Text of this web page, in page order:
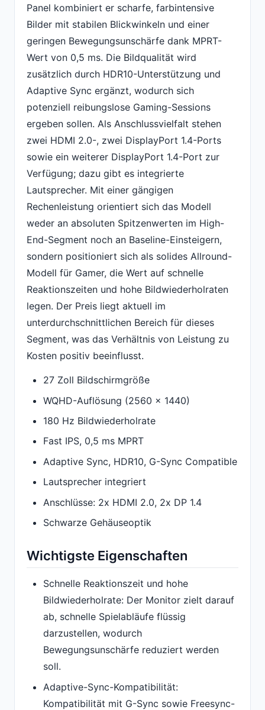
Panel kombiniert er scharfe, farbintensive
Bilder mit stabilen Blickwinkeln und einer
geringen Bewegungsunschärfe dank MPRT-
Wert von 0,5 ms. Die Bildqualität wird
zusätzlich durch HDR10-Unterstützung und
Adaptive Sync ergänzt, wodurch sich
potenziell reibungslose Gaming-Sessions
ergeben sollen. Als Anschlussvielfalt stehen
zwei HDMI 2.0-, zwei DisplayPort 1.4-Ports
sowie ein weiterer DisplayPort 1.4-Port zur
Verfügung; dazu gibt es integrierte
Lautsprecher. Mit einer gängigen
Rechenleistung orientiert sich das Modell
weder an absoluten Spitzenwerten im High-
End-Segment noch an Baseline-Einsteigern,
sondern positioniert sich als solides Allround-
Modell für Gamer, die Wert auf schnelle
Reaktionszeiten und hohe Bildwiederholraten
legen. Der Preis liegt aktuell im
unterdurchschnittlichen Bereich für dieses
Segment, was das Verhältnis von Leistung zu
Kosten positiv beeinflusst.
27 Zoll Bildschirmgröße
WQHD-Auflösung (2560 x 1440)
180 Hz Bildwiederholrate
Fast IPS, 0,5 ms MPRT
Adaptive Sync, HDR10, G-Sync Compatible
Lautsprecher integriert
Anschlüsse: 2x HDMI 2.0, 2x DP 1.4
Schwarze Gehäuseoptik
Wichtigste Eigenschaften
Schnelle Reaktionszeit und hohe
Bildwiederholrate: Der Monitor zielt darauf
ab, schnelle Spielabläufe flüssig
darzustellen, wodurch
Bewegungsunschärfe reduziert werden
soll.
Adaptive-Sync-Kompatibilität:
Kompatibilität mit G-Sync sowie Freesync-